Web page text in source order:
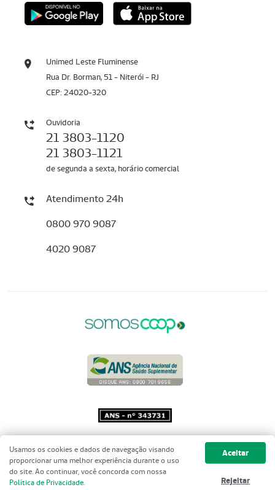
Unimed Leste Fluminense
Rua Dr. Borman, 51 - Niterói - RJ
CEP: 24020-320
Ouvidoria
21 3803-1120
21 3803-1121
de segunda a sexta, horário comercial
Atendimento 24h
0800 970 9087
4020 9087
Copyright 2001 - 2026 Unimed do
Brasil - Todos os direitos reservados
Usamos os cookies e dados de navegação visando
proporcionar uma melhor experiência durante o uso
do site. Ao continuar, você concorda com nossa
Política de Privacidade.
Aceitar
Rejeitar